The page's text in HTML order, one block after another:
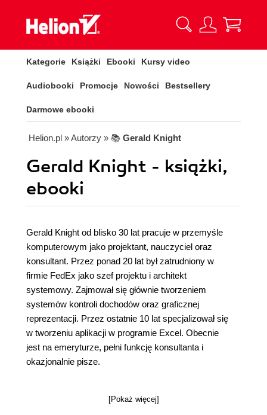
Kategorie Książki Ebooki Kursy video
Audiobooki Promocje Nowości Bestsellery
Darmowe ebooki
Helion.pl » Autorzy » 📚 Gerald Knight
Gerald Knight - książki,
ebooki
Gerald Knight od blisko 30 lat pracuje w przemyśle
komputerowym jako projektant, nauczyciel oraz
konsultant. Przez ponad 20 lat był zatrudniony w
firmie FedEx jako szef projektu i architekt
systemowy. Zajmował się głównie tworzeniem
systemów kontroli dochodów oraz graficznej
reprezentacji. Przez ostatnie 10 lat specjalizował się
w tworzeniu aplikacji w programie Excel. Obecnie
jest na emeryturze, pełni funkcję konsultanta i
okazjonalnie pisze.
[Pokaż więcej]